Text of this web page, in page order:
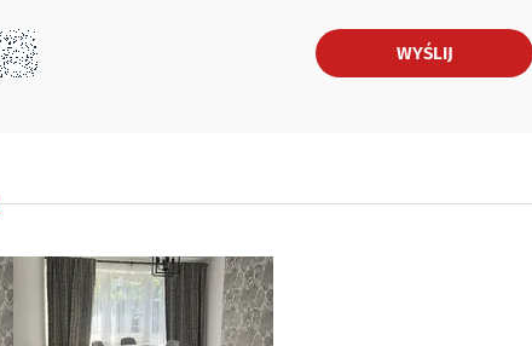
WYŚLIJ